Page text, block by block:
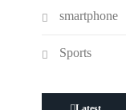
smartphone
Sports